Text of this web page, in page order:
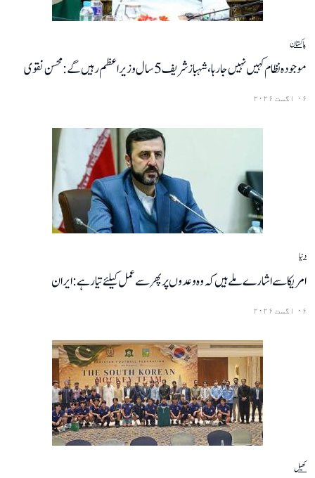
پاکستان
موجودہ نظام کہیں نہیں جا رہا، شہبازشریف 5 سال وزیراعظم رہیں گے: محسن نقوی
۰۶ اگست ۲۰۲۶
دنیا
امریکا سے اشارے ملے ہیں کہ وہ وعدوں پر پھر سے عمل کیلئے تیار ہے: ایران
۰۶ اگست ۲۰۲۶
کھیل